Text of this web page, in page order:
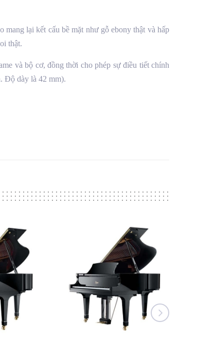
lại kết cấu bề mặt như gỗ ebony thật và hấp
thật.
và bộ cơ, đồng thời cho phép sự điều tiết chính
Độ dày là 42 mm).